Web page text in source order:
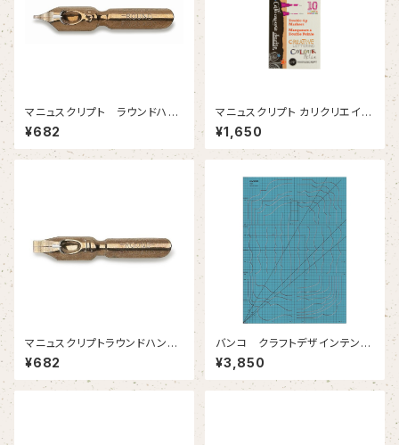
マニュスクリプト ラウンドハン
ド５ 0.75mm 2本入
¥682
マニュスクリプト カリクリエイテ
ィブ デュオティップ 10本セット
¥1,650
マニュスクリプトラウンドハンド
１ 3.15mm 2本入
¥682
バンコ クラフトデザインテンプ
レート
¥3,850